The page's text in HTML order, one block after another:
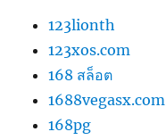
123lionth
123xos.com
168 สล็อต
1688vegasx.com
168pg